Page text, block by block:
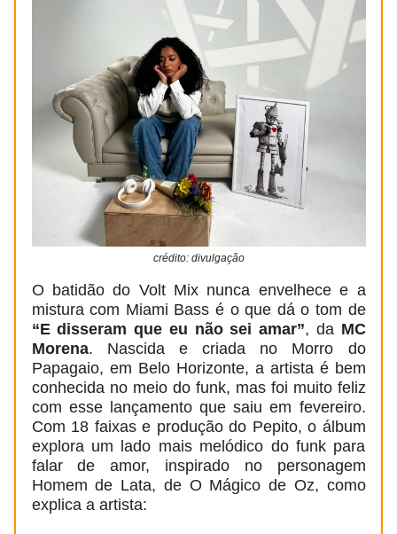
crédito: divulgação
O batidão do Volt Mix nunca envelhece e a
mistura com Miami Bass é o que dá o tom de
“E disseram que eu não sei amar”, da MC
Morena. Nascida e criada no Morro do
Papagaio, em Belo Horizonte, a artista é bem
conhecida no meio do funk, mas foi muito feliz
com esse lançamento que saiu em fevereiro.
Com 18 faixas e produção do Pepito, o álbum
explora um lado mais melódico do funk para
falar de amor, inspirado no personagem
Homem de Lata, de O Mágico de Oz, como
explica a artista: